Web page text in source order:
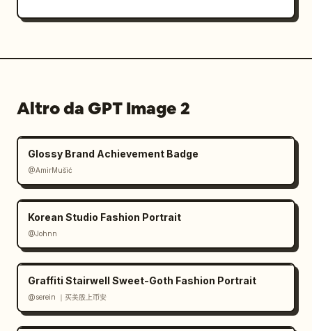
sovradimensionato, una striscia di vantaggi a
で買う、最高の体験を。","headline_line_1":"並ば
ず、もっと楽しむ!","headline_line_2":"
東急Qシート で","headline_line_3":" 売上UP!
","subheadline":"来園者満足度UPでリピーター増
加!","benefit_1":"待ち時間を 大幅カッ
ト!","benefit_1_sub":"スムーズにアトラクション体
験","benefit_2":"満足度UPで リピーター増
加!","benefit_2_sub":"口コミ・SNSでも話題
に","benefit_3":"単価UP・売上UPに 貢
献!","benefit_3_sub":"収益性の向上をサポー
中!","achievement_2":"利用者満足度
95%以上!
","achievement_2_note":"※自社アンケート調
Altro da GPT Image 2
Glossy Brand Achievement Badge
@AmirMušić
Korean Studio Fashion Portrait
@Johnn
Graffiti Stairwell Sweet-Goth Fashion Portrait
@serein ｜买美股上币安